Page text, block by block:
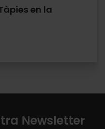
en la
Newsletter